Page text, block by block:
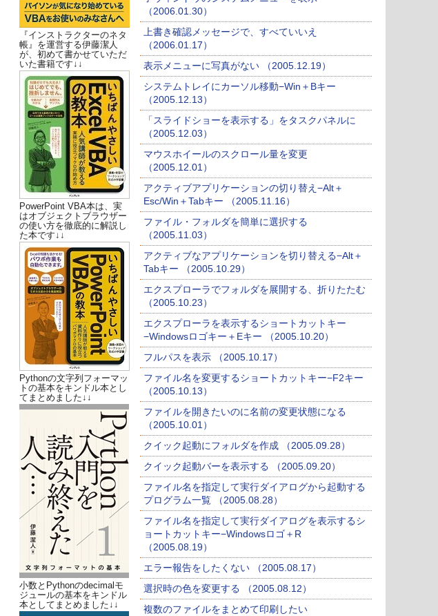
『インストラクターのネタ
帳』を運営する伊藤潔人
が、初めて書かせていただ
いた書籍です↓↓
PowerPoint VBA本は、実
はオブジェクトブラウザー
の使い方を徹底的に解説し
た本です↓↓
Pythonの文字列フォーマッ
トの基本をキンドル本とし
てまとめました↓↓
小数とPythonのdecimalモ
ジュールの基本をキンドル
本としてまとめました↓↓
（2006.01.30）
上書き確認メッセージで、すべていいえ
（2006.01.17）
表示メニューに写真がない （2005.12.19）
システムトレイにカーソル移動−Win＋Bキー
（2005.12.13）
「スライドショーを表示する」をタスクパネルに
（2005.12.03）
マウスホイールのスクロール量を変更
（2005.12.01）
アクティブアプリケーションの切り替え−Alt＋
Esc/Win＋Tabキー （2005.11.16）
ファイル・フォルダを簡単に選択する
（2005.11.03）
アクティブなアプリケーションを切り替える−Alt＋
Tabキー （2005.10.29）
エクスプローラでフォルダを展開する、折りたたむ
（2005.10.23）
エクスプローラを表示するショートカットキー
−Windowsロゴキー＋Eキー （2005.10.20）
フルパスを表示 （2005.10.17）
ファイル名を変更するショートカットキー−F2キー
（2005.10.13）
ファイルを開きたいのに名前の変更状態になる
（2005.10.01）
クイック起動にフォルダを作成 （2005.09.28）
クイック起動バーを表示する （2005.09.20）
ファイル名を指定して実行ダイアログから起動する
プログラム一覧 （2005.08.28）
ファイル名を指定して実行ダイアログを表示するシ
ョートカットキー−Windowsロゴ＋R
（2005.08.19）
エラー報告をしたくない （2005.08.17）
選択時の色を変更する （2005.08.12）
複数のファイルをまとめて印刷したい